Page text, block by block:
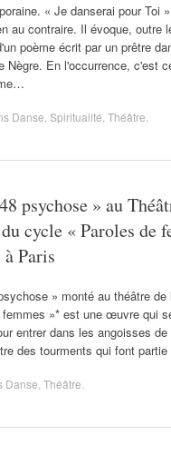
« Je danserai pour Toi
au contraire. Il évoque, outre
poème écrit par un prêtre
Nègre. En l'occurrence, c'est
Danse Spiritualité Théâtre
psychose » au
cycle « Paroles de
Paris
» monté au théâtre
»* est une œuvre qui
entrer dans les angoisses
des tourments qui font
Danse Théâtre